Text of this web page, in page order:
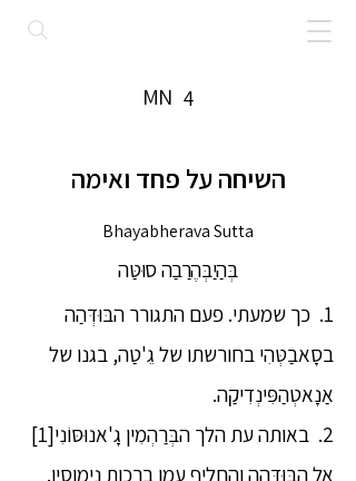
4
MN
השיחה על פחד ואימה
Bhayabherava Sutta
בְּהַיַבְּהֶרַבַה סוּטַּה
1. כך שמעתי. פעם התגורר הבּוּדְּהַה
בסָאבַטְּהִי בחורשתו של גֵ'טַה, בגנו של
אַנָאטְהַפִּינְדִיקַה.
2. באותה עת הלך הבְּרַהְמִין גָ'אנוּסּוֹנִי[1]
אל הבּוּדְּהַה והחליף עמו ברכות נימוסין.